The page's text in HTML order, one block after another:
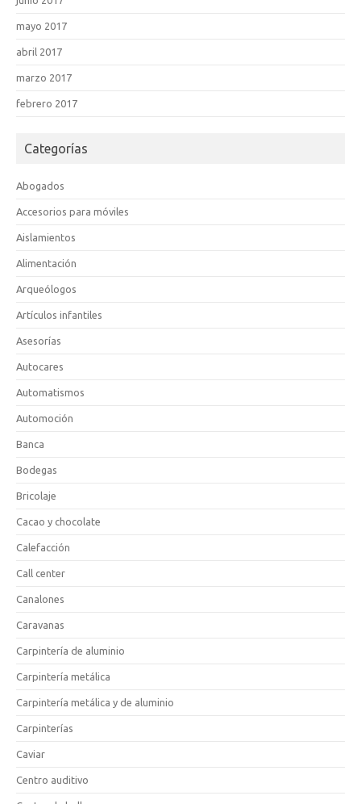
mayo 2017
abril 2017
marzo 2017
febrero 2017
Categorías
Abogados
Accesorios para móviles
Aislamientos
Alimentación
Arqueólogos
Artículos infantiles
Asesorías
Autocares
Automatismos
Automoción
Banca
Bodegas
Bricolaje
Cacao y chocolate
Calefacción
Call center
Canalones
Caravanas
Carpintería de aluminio
Carpintería metálica
Carpintería metálica y de aluminio
Carpinterías
Caviar
Centro auditivo